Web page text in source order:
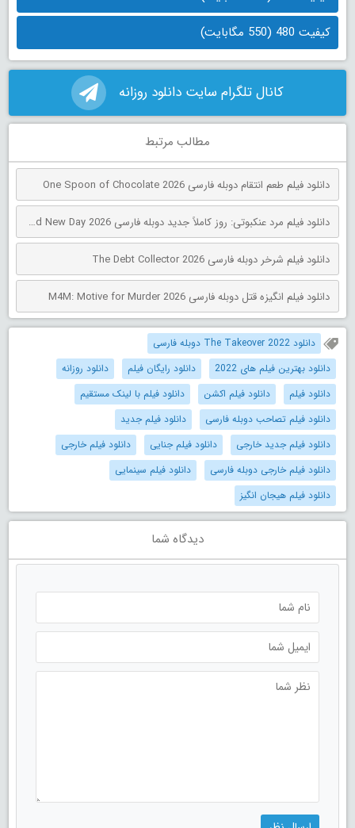
کیفیت 480 (550 مگابایت)
کانال تلگرام سایت دانلود روزانه
مطالب مرتبط
دانلود فیلم طعم انتقام دوبله فارسی One Spoon of Chocolate 2026
دانلود فیلم مرد عنکبوتی: روز کاملاً جدید دوبله فارسی Spider-Man: Brand New Day 2026
دانلود فیلم شرخر دوبله فارسی The Debt Collector 2026
دانلود فیلم انگیزه قتل دوبله فارسی M4M: Motive for Murder 2026
دانلود The Takeover 2022 دوبله فارسی
دانلود بهترین فیلم های 2022
دانلود رایگان فیلم
دانلود روزانه
دانلود فیلم
دانلود فیلم اکشن
دانلود فیلم با لینک مستقیم
دانلود فیلم تصاحب دوبله فارسی
دانلود فیلم جدید
دانلود فیلم جدید خارجی
دانلود فیلم جنایی
دانلود فیلم خارجی
دانلود فیلم خارجی دوبله فارسی
دانلود فیلم سینمایی
دانلود فیلم هیجان انگیز
دیدگاه شما